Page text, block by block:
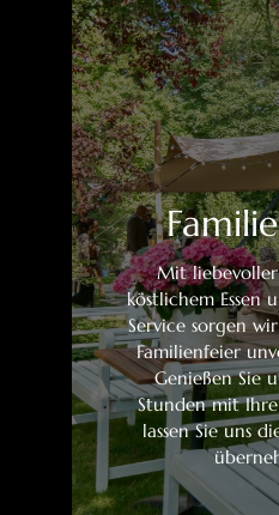
Mit
köstlichem Essen
Service sorgen
Familienfeier
Genießen Sie
Stunden mit
lassen Sie uns